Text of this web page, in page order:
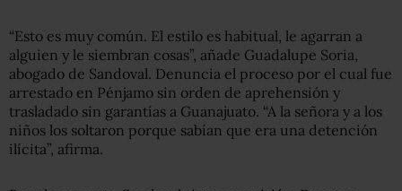
“Esto es muy común. El estilo es habitual, le agarran a
alguien y le siembran cosas”, añade Guadalupe Soria,
abogado de Sandoval. Denuncia el proceso por el cual fue
arrestado en Pénjamo sin orden de aprehensión y
trasladado sin garantías a Guanajuato. “A la señora y a los
niños los soltaron porque sabían que era una detención
ilícita”, afirma.